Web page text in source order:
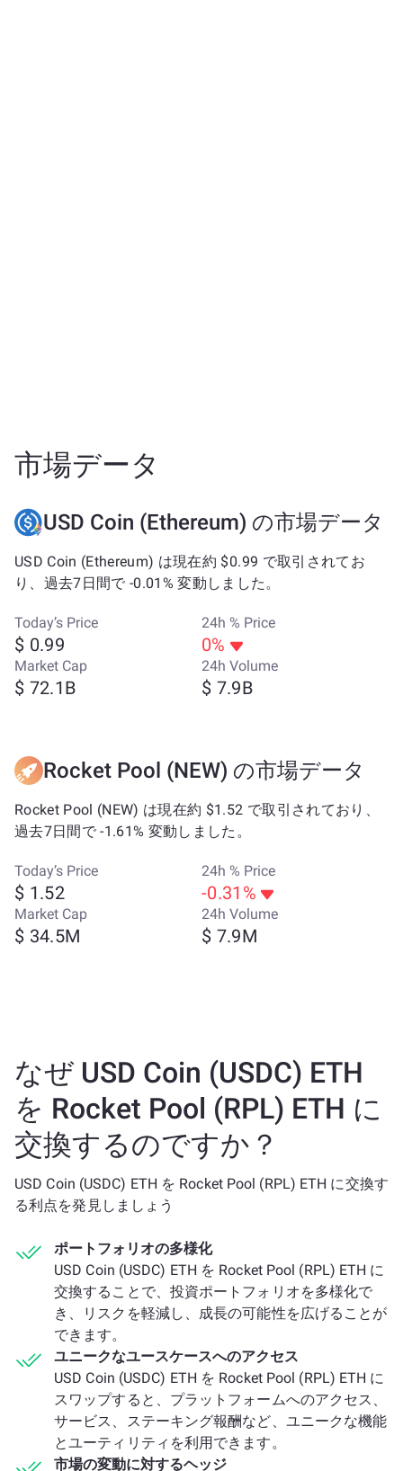
市場データ
USD Coin (Ethereum) の市場データ
USD Coin (Ethereum) は現在約 $0.99 で取引されてお
り、過去7日間で -0.01% 変動しました。
Today’s Price
$ 0.99
24h % Price
0%
Market Cap
$ 72.1B
24h Volume
$ 7.9B
Rocket Pool (NEW) の市場データ
Rocket Pool (NEW) は現在約 $1.52 で取引されており、
過去7日間で -1.61% 変動しました。
Today’s Price
$ 1.52
24h % Price
-0.31%
Market Cap
$ 34.5M
24h Volume
$ 7.9M
なぜ USD Coin (USDC) ETH
を Rocket Pool (RPL) ETH に
交換するのですか？
USD Coin (USDC) ETH を Rocket Pool (RPL) ETH に交換す
る利点を発見しましょう
ポートフォリオの多様化
USD Coin (USDC) ETH を Rocket Pool (RPL) ETH に
交換することで、投資ポートフォリオを多様化で
き、リスクを軽減し、成長の可能性を広げることが
できます。
ユニークなユースケースへのアクセス
USD Coin (USDC) ETH を Rocket Pool (RPL) ETH に
スワップすると、プラットフォームへのアクセス、
サービス、ステーキング報酬など、ユニークな機能
とユーティリティを利用できます。
市場の変動に対するヘッジ